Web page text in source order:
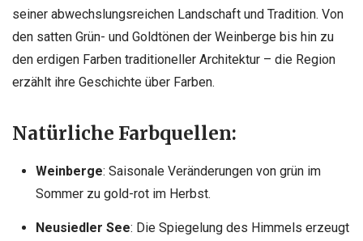
seiner abwechslungsreichen Landschaft und Tradition. Von
den satten Grün- und Goldtönen der Weinberge bis hin zu
den erdigen Farben traditioneller Architektur – die Region
erzählt ihre Geschichte über Farben.
Natürliche Farbquellen:
Weinberge: Saisonale Veränderungen von grün im
Sommer zu gold-rot im Herbst.
Neusiedler See: Die Spiegelung des Himmels erzeugt